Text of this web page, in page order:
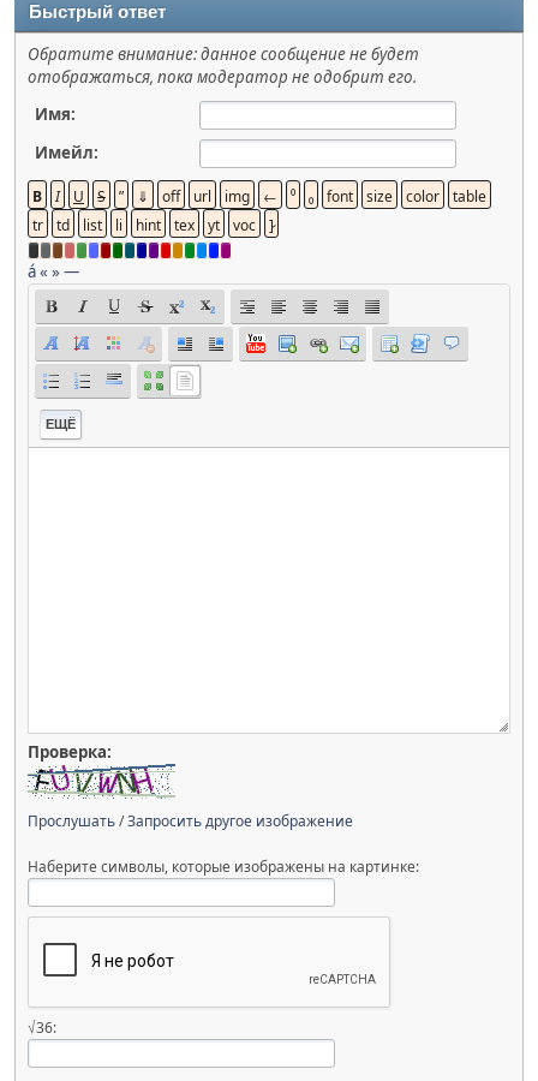
Быстрый ответ
Обратите внимание: данное сообщение не будет
отображаться, пока модератор не одобрит его.
Имя:
Имейл:
á« »—
ЕЩЁ
Проверка:
Прослушать/Запросить другое изображение
Наберите символы, которые изображены на картинке:
√36: